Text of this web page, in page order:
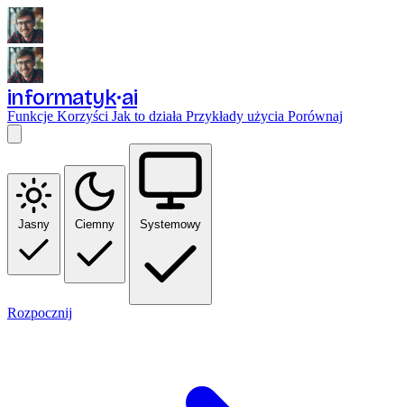
informatyk ai
Funkcje Korzyści Jak to działa Przykłady użycia Porównaj
Jasny Ciemny Systemowy
Rozpocznij